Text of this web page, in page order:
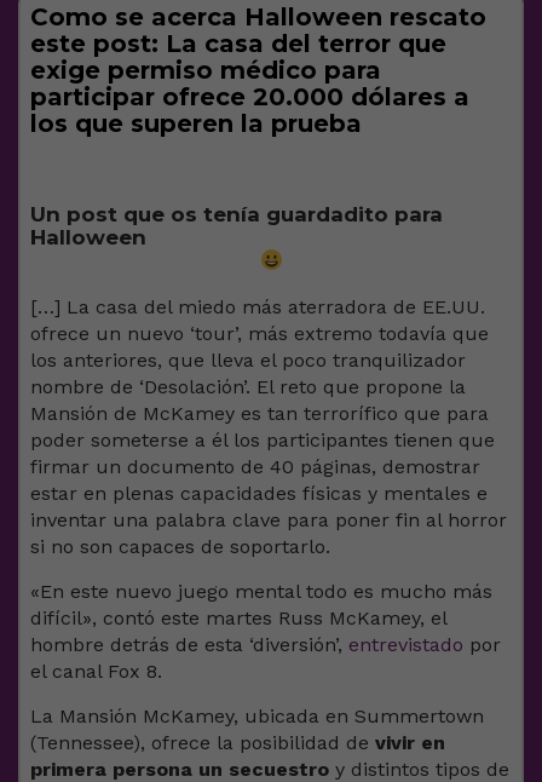
Como se acerca Halloween rescato
este post: La casa del terror que
exige permiso médico para
participar ofrece 20.000 dólares a
los que superen la prueba
Un post que os tenía guardadito para
Halloween
[…] La casa del miedo más aterradora de EE.UU.
ofrece un nuevo ‘tour’, más extremo todavía que
los anteriores, que lleva el poco tranquilizador
nombre de ‘Desolación’. El reto que propone la
Mansión de McKamey es tan terrorífico que para
poder someterse a él los participantes tienen que
firmar un documento de 40 páginas, demostrar
estar en plenas capacidades físicas y mentales e
inventar una palabra clave para poner fin al horror
si no son capaces de soportarlo.
«En este nuevo juego mental todo es mucho más
difícil», contó este martes Russ McKamey, el
hombre detrás de esta ‘diversión’, entrevistado por
el canal Fox 8.
La Mansión McKamey, ubicada en Summertown
(Tennessee), ofrece la posibilidad de vivir en
primera persona un secuestro y distintos tipos de